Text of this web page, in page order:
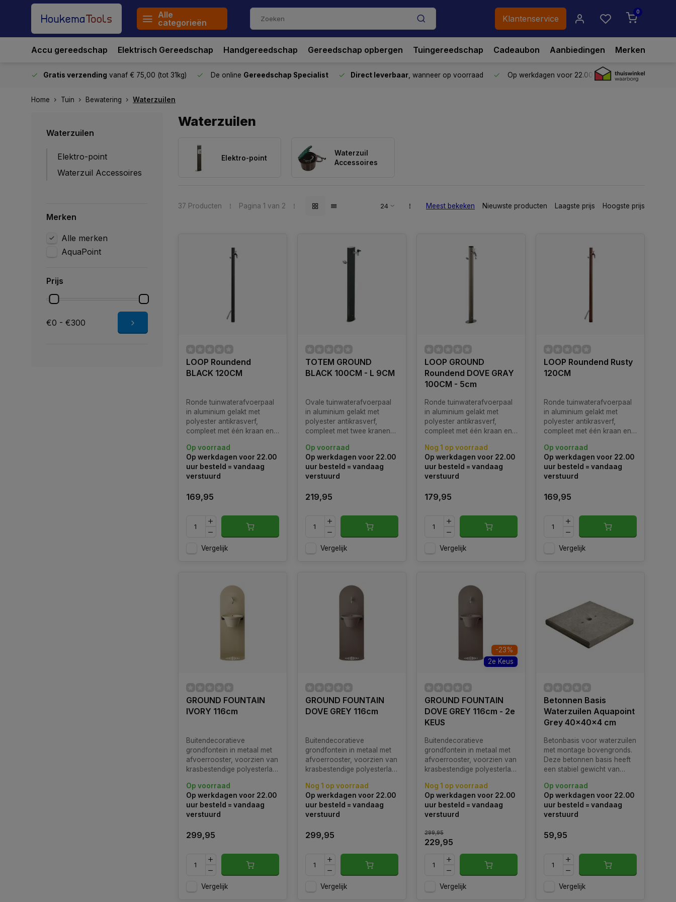
Alle
categorieën
Klantenservice
0
Accu gereedschap Elektrisch Gereedschap Handgereedschap Gereedschap opbergen Tuingereedschap Cadeaubon Aanbiedingen Merken
Gratis verzending vanaf € 75,00 (tot 31kg) De online Gereedschap Specialist Direct leverbaar , wanneer op voorraad Op werkdagen voor 22.00 uur besteld,vandaag
Home Tuin Bewatering Waterzuilen
Waterzuilen
Elektro-point
Waterzuil Accessoires
Merken
Alle merken
AquaPoint
Prijs
€0 - €300
Waterzuilen
Elektro-point
Waterzuil
Accessoires
37 Producten Pagina 1 van 2 Meest bekeken Nieuwste producten Laagste prijs Hoogste prijs
LOOP Roundend
BLACK 120CM
Ronde tuinwaterafvoerpaal
in aluminium gelakt met
polyester antikrasverf,
compleet met één kraan en
Verkrijgbaar in diverse
kleuren.
Op voorraad
Op werkdagen voor 22.00
uur besteld = vandaag
verstuurd
169,95
Vergelijk
TOTEM GROUND
BLACK 100CM - L 9CM
Ovale tuinwaterafvoerpaal
in aluminium gelakt met
polyester antikrasverf,
compleet met twee kranen
slanghanger. Verkrijgbaar in
diverse kleuren. Geschikt
voor Bovengrondse
montage.
Op voorraad
Op werkdagen voor 22.00
uur besteld = vandaag
verstuurd
219,95
Vergelijk
LOOP GROUND
Roundend DOVE GRAY
100CM - 5cm
Ronde tuinwaterafvoerpaal
in aluminium gelakt met
polyester antikrasverf,
compleet met één kraan en
Verkrijgbaar in diverse
kleuren. Voor montage
bovengronds.
Nog 1 op voorraad
Op werkdagen voor 22.00
uur besteld = vandaag
verstuurd
179,95
Vergelijk
LOOP Roundend Rusty
120CM
Ronde tuinwaterafvoerpaal
in aluminium gelakt met
polyester antikrasverf,
compleet met één kraan en
Verkrijgbaar in diverse
kleuren.
Op voorraad
Op werkdagen voor 22.00
uur besteld = vandaag
verstuurd
169,95
Vergelijk
GROUND FOUNTAIN
IVORY 116cm
Buitendecoratieve
grondfontein in metaal met
afvoerrooster, voorzien van
krasbestendige polyesterlak,
messing kraan, bijpassende
aluminium pot met
ondersteuning en
slanghouder.
Op voorraad
Op werkdagen voor 22.00
uur besteld = vandaag
verstuurd
299,95
Vergelijk
GROUND FOUNTAIN
DOVE GREY 116cm
Buitendecoratieve
grondfontein in metaal met
afvoerrooster, voorzien van
krasbestendige polyesterlak,
messing kraan, bijpassende
aluminium pot met
ondersteuning en
slanghouder.
Nog 1 op voorraad
Op werkdagen voor 22.00
uur besteld = vandaag
verstuurd
299,95
Vergelijk
-23%
2e Keus
GROUND FOUNTAIN
DOVE GREY 116cm - 2e
KEUS
Buitendecoratieve
grondfontein in metaal met
afvoerrooster, voorzien van
krasbestendige polyesterlak,
messing kraan, bijpassende
aluminium pot met
ondersteuning en
slanghouder.
Nog 1 op voorraad
Op werkdagen voor 22.00
uur besteld = vandaag
verstuurd
299,95
229,95
Vergelijk
Betonnen Basis
Waterzuilen Aquapoint
Grey 40x40x4 cm
Betonbasis voor waterzuilen
met montage bovengronds.
Deze betonnen basis heeft
een stabiel gewicht van
Op voorraad
Op werkdagen voor 22.00
uur besteld = vandaag
verstuurd
59,95
Vergelijk